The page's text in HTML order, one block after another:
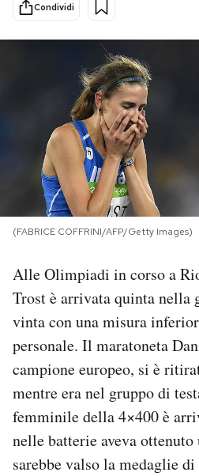
Cultura
Economia
PODCAST
NEWSLETTER
I MIEI PREFERITI
CALENDARIO
AREA PERSONALE
Area Personale
Newsletter
Notifiche mobile
Condividi
(FABRICE COFFRINI/AFP/Getty Images)
Alle Olimpiadi in corso a
Trost è arrivata quinta nella
vinta con una misura
personale. Il maratoneta
campione europeo, si è
mentre era nel gruppo di
femminile della 4×400 è
nelle batterie aveva
sarebbe valso la medaglie